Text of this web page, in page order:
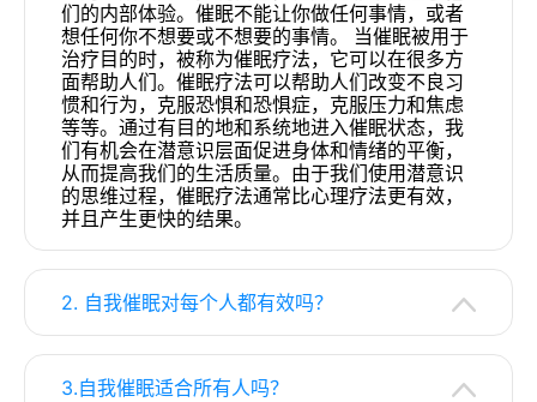
们的内部体验。催眠不能让你做任何事情，或者
想任何你不想要或不想要的事情。 当催眠被用于
治疗目的时，被称为催眠疗法，它可以在很多方
面帮助人们。催眠疗法可以帮助人们改变不良习
惯和行为，克服恐惧和恐惧症，克服压力和焦虑
等等。通过有目的地和系统地进入催眠状态，我
们有机会在潜意识层面促进身体和情绪的平衡，
从而提高我们的生活质量。由于我们使用潜意识
的思维过程，催眠疗法通常比心理疗法更有效，
并且产生更快的结果。
2. 自我催眠对每个人都有效吗？
3.自我催眠适合所有人吗？